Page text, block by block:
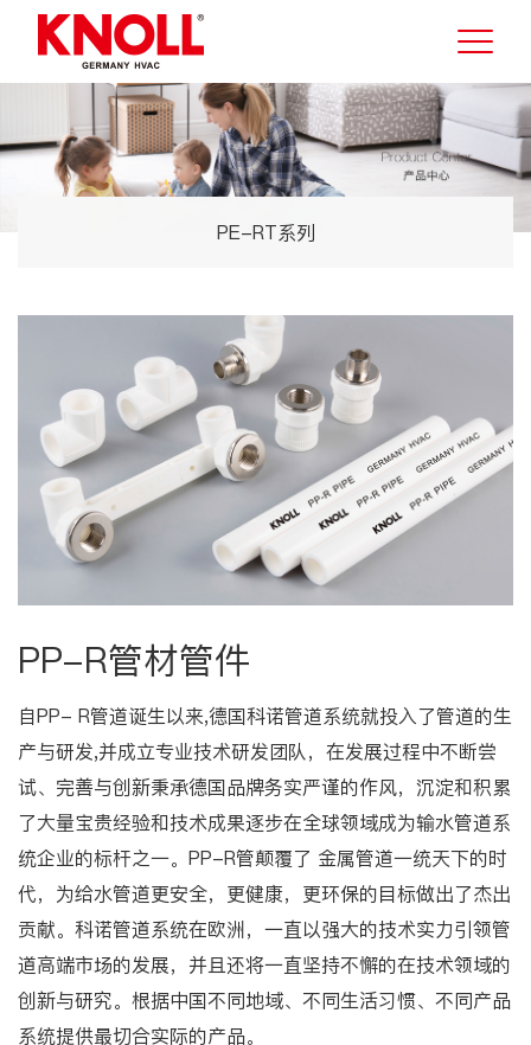
PE-RT系列
PP-R管材管件
自PP- R管道诞生以来,德国科诺管道系统就投入了管道的生
产与研发,并成立专业技术研发团队，在发展过程中不断尝
试、完善与创新秉承德国品牌务实严谨的作风，沉淀和积累
了大量宝贵经验和技术成果逐步在全球领域成为输水管道系
统企业的标杆之一。PP-R管颠覆了 金属管道一统天下的时
代，为给水管道更安全，更健康，更环保的目标做出了杰出
贡献。科诺管道系统在欧洲，一直以强大的技术实力引领管
道高端市场的发展，并且还将一直坚持不懈的在技术领域的
创新与研究。根据中国不同地域、不同生活习惯、不同产品
系统提供最切合实际的产品。